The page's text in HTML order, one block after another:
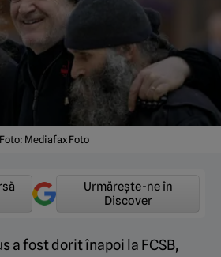
Foto: Mediafax Foto
Urmărește-ne în
Discover
a fost dorit înapoi la FCSB,